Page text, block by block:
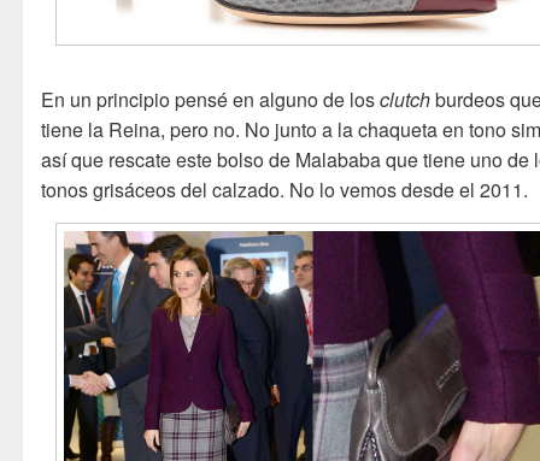
En un principio pensé en alguno de losclutchburdeos
tiene la Reina, pero no. No junto a la chaqueta en tono
así que rescate este bolso de Malababa que tiene uno de
tonos grisáceos del calzado. No lo vemos desde el 2011.